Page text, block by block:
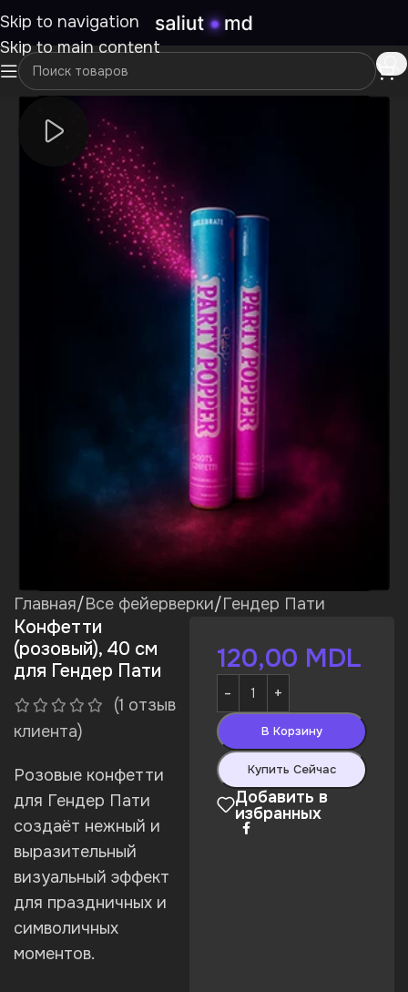
Skip to navigation
Skip to main content
Главная/Все фейерверки/Гендер Пати
Конфетти
(розовый), 40 см
для Гендер Пати
(1 отзыв
клиента)
Розовые конфетти
для Гендер Пати
создаёт нежный и
выразительный
визуальный эффект
для праздничных и
символичных
моментов.
120,00 MDL
В Корзину
Купить Сейчас
Добавить в
избранных